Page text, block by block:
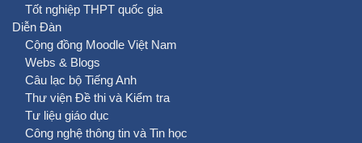
Tốt nghiệp THPT quốc gia
Diễn Đàn
Cộng đồng Moodle Việt Nam
Webs & Blogs
Câu lạc bộ Tiếng Anh
Thư viện Đề thi và Kiểm tra
Tư liệu giáo dục
Công nghệ thông tin và Tin học